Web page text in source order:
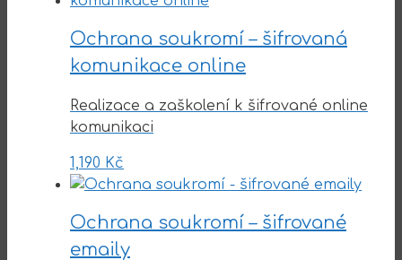
Ochrana soukromí – šifrovaná
komunikace online
Realizace a zaškolení k šifrované online
komunikaci
1,190 Kč
Ochrana soukromí – šifrované
emaily